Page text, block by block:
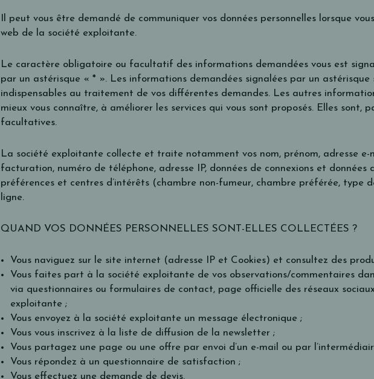
Il peut vous être demandé de communiquer vos données personnelles lorsque
web de la société exploitante.
Le caractère obligatoire ou facultatif des informations demandées vous est
par un astérisque « * ». Les informations demandées signalées par un
indispensables au traitement de vos différentes demandes. Les autres
mieux vous connaître, à améliorer les services qui vous sont proposés. Elles sont,
facultatives.
La société exploitante collecte et traite notamment vos nom, prénom, adresse e-
facturation, numéro de téléphone, adresse IP, données de connexions et données
préférences et centres d’intérêts (chambre non-fumeur, chambre préférée, type
ligne.
QUAND VOS DONNÉES PERSONNELLES SONT-ELLES COLLECTÉES ?
Vous naviguez sur le site internet (adresse IP et Cookies) et consultez des
Vous faites part à la société exploitante de vos observations/commentaires
via questionnaires ou formulaires de contact, page officielle des réseaux
exploitante ;
Vous envoyez à la société exploitante un message électronique ;
Vous vous inscrivez à la liste de diffusion de la newsletter ;
Vous partagez une page ou une offre par envoi d’un e-mail ou par
Vous répondez à un questionnaire de satisfaction ;
Vous effectuez une demande de devis.